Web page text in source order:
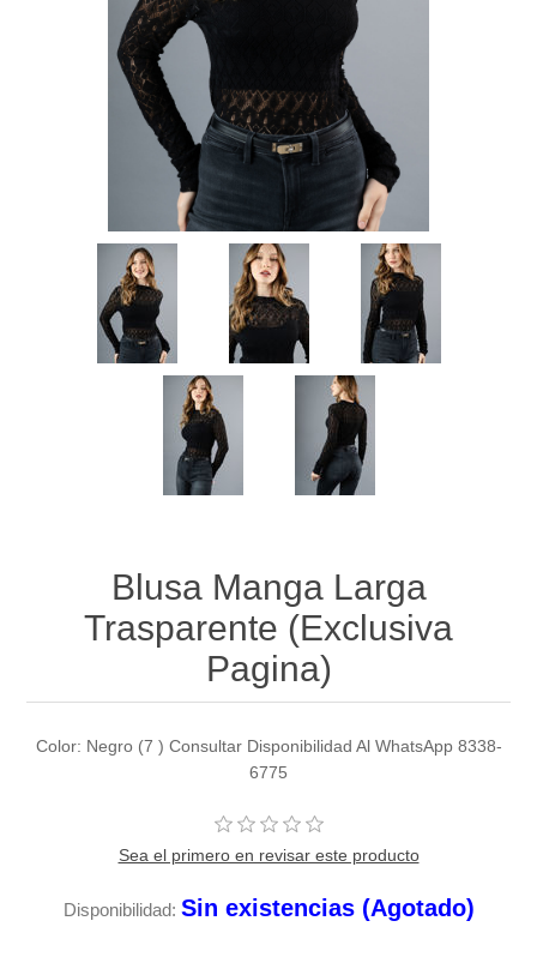
Blusa Manga Larga
Trasparente (Exclusiva
Pagina)
Color: Negro (7 ) Consultar Disponibilidad Al WhatsApp 8338-
6775
Sea el primero en revisar este producto
Disponibilidad: Sin existencias (Agotado)